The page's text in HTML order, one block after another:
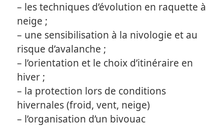
– les techniques d’évolution en raquette à
neige ;
– une sensibilisation à la nivologie et au
risque d’avalanche ;
– l’orientation et le choix d’itinéraire en
hiver ;
– la protection lors de conditions
hivernales (froid, vent, neige)
– l’organisation d’un bivouac